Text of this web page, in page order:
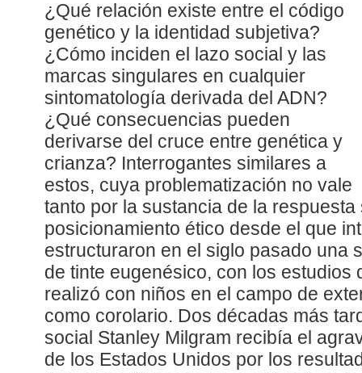
¿Qué relación existe entre el código
genético y la identidad subjetiva?
¿Cómo inciden el lazo social y las
marcas singulares en cualquier
sintomatología derivada del ADN?
¿Qué consecuencias pueden
derivarse del cruce entre genética y
crianza? Interrogantes similares a
estos, cuya problematización no vale
tanto por la sustancia de la respuesta
posicionamiento ético desde el que
estructuraron en el siglo pasado una
de tinte eugenésico, con los estudios
realizó con niños en el campo de
como corolario. Dos décadas más
social Stanley Milgram recibía el
de los Estados Unidos por los